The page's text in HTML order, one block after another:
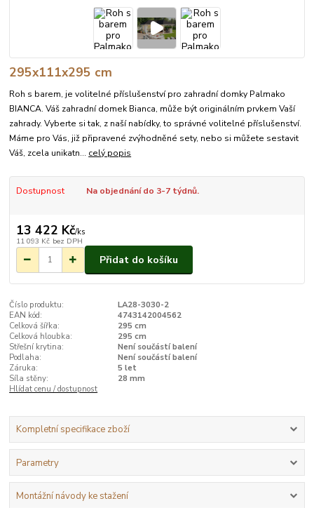
295x111x295 cm
Roh s barem, je volitelné příslušenství pro zahradní domky Palmako
BIANCA. Váš zahradní domek Bianca, může být originálním prvkem Vaší
zahrady. Vyberte si tak, z naší nabídky, to správné volitelné příslušenství.
Máme pro Vás, již připravené zvýhodněné sety, nebo si můžete sestavit
Váš, zcela unikatn... celý popis
Dostupnost Na objednání do 3-7 týdnů.
13 422 Kč/ks
11 093 Kč bez DPH
Přidat do košíku
Číslo produktu:
LA28-3030-2
EAN kód:
4743142004562
Celková šířka:
295 cm
Celková hloubka:
295 cm
Střešní krytina:
Není součástí balení
Podlaha:
Není součástí balení
Záruka:
5 let
Síla stěny:
28 mm
Hlídat cenu / dostupnost
Kompletní specifikace zboží
Parametry
Montážní návody ke stažení